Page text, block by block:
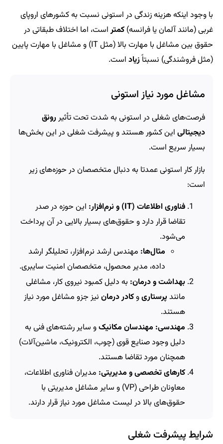
با وجود اینکه هزینه زندگی در استونی نسبت به کشورهای اروپای
غربی (مانند آلمان یا فرانسه) کمتراست، اما اختلاف طبقاتی در
حقوق بین مشاغل با مهارت بالا (مثل IT) و مشاغل با مهارت پایین
(مثل فروشندگی) نسبتاًزیاد است.
مشاغل مورد نیاز استونی
فرصت‌های شغلی در استونی به شدت تحت تأثیررونق
دیجیتالی این کشور هستند و پیشرفت شغلی در این بخش‌ها
بسیار سریع است.
بازار کار استونی عمدتا به دنبال متخصصان در حوزه‌های زیر
است:
فناوری اطلاعات (IT) و نرم‌افزار:
این حوزه در صدر
تقاضا قرار دارد و حقوق‌های بسیار بالایی در آن پرداخت
می‌شود.
مثال‌ها: مهندس ارشد نرم‌افزار، تحلیلگر ارشد
داده، مدیر محصول، متخصصان امنیت سایبری.
بهداشت و درمان: به دلیل کمبود نیروی کار، مشاغلی
مانند پرستاریوکادر درمان نیز جزو مشاغل مورد نیاز
هستند.
مهندسی: مهندسان مکانیکو سایر رشته‌های فنی به
دلیل وجود صنایع قوی (چوب، الکترونیک، ماشین‌آلات)
همچنان مورد تقاضا هستند.
کارهای تخصصی و مدیریتی: مدیران فناوری اطلاعات،
معاونان طراحی (VP) و سایر مشاغل مدیریتی با
حقوق‌های بالا در لیست مشاغل مورد نیاز قرار دارند.
شرایط پیشرفت شغلی